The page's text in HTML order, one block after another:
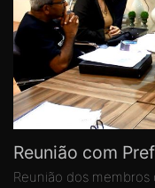
Reunião com
Reunião dos